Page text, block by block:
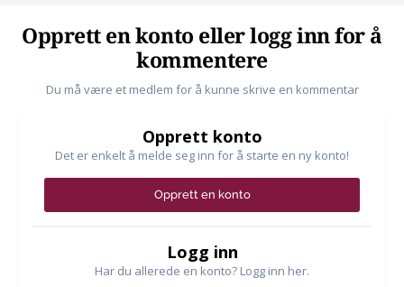
Opprett en konto eller logg inn for å
kommentere
Du må være et medlem for å kunne skrive en kommentar
Opprett konto
Det er enkelt å melde seg inn for å starte en ny konto!
Opprett en konto
Logg inn
Har du allerede en konto? Logg inn her.